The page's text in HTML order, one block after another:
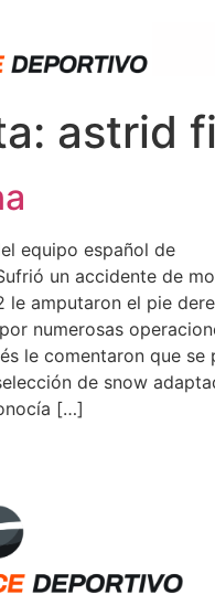
astrid
equipo español de
un accidente de
le amputaron el pie
numerosas
le comentaron que se
de snow
[…]